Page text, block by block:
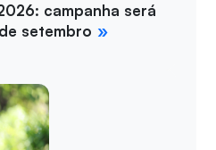
campanha será
setembro